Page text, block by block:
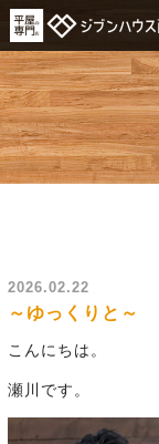
2026.02.22
～ゆっくりと～
こんにちは。
瀬川です。